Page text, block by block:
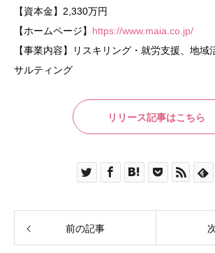
【資本金】2,330万円
【ホームページ】 https://www.maia.co.jp/
【事業内容】リスキリング・就労支援、地域
サルティング
リリース記事はこちら
前の記事